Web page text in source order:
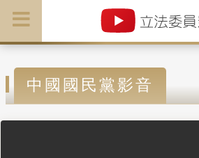
中國國民黨影音